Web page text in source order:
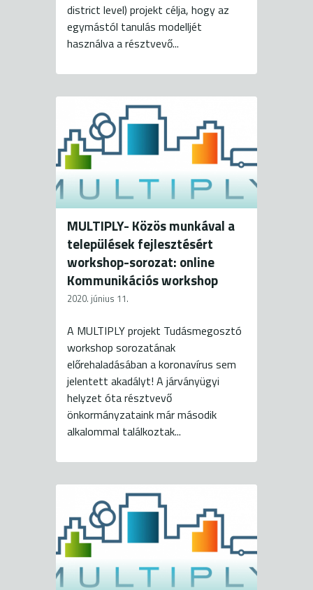
district level) projekt célja, hogy az
egymástól tanulás modelljét
használva a résztvevő...
MULTIPLY- Közös munkával a
települések fejlesztésért
workshop-sorozat: online
Kommunikációs workshop
2020. június 11.
A MULTIPLY projekt Tudásmegosztó
workshop sorozatának
előrehaladásában a koronavírus sem
jelentett akadályt! A járványügyi
helyzet óta résztvevő
önkormányzataink már második
alkalommal találkoztak...